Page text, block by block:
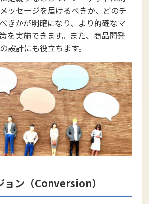
ッセージを届けるべきか、どのチ
きかが明確になり、より的確なマ
を実施できます。また、商品開発
設計にも役立ちます。
ョン（Conversion）